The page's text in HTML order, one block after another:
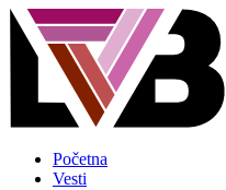
Početna
Vesti